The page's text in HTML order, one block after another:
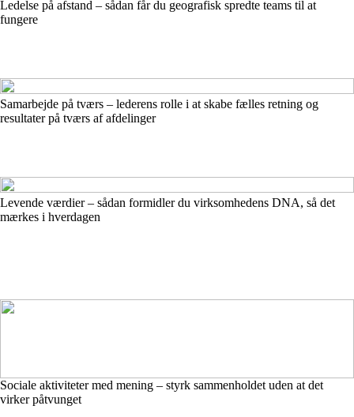
Ledelse på afstand – sådan får du geografisk spredte teams til at
fungere
Samarbejde på tværs – lederens rolle i at skabe fælles retning og
resultater på tværs af afdelinger
Levende værdier – sådan formidler du virksomhedens DNA, så det
mærkes i hverdagen
Sociale aktiviteter med mening – styrk sammenholdet uden at det
virker påtvunget